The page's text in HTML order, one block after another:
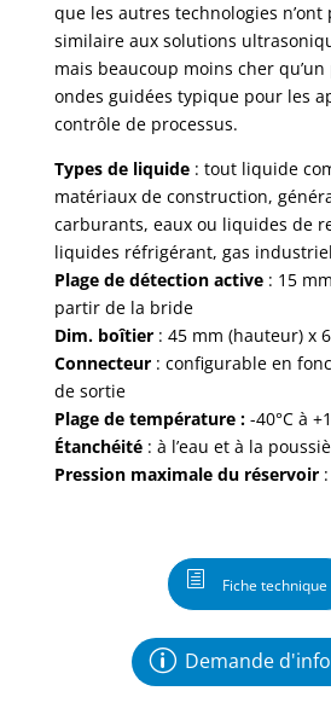
que les autres technologies n’ont
similaire aux solutions
mais beaucoup moins cher
ondes guidées typique pour les
contrôle de processus.
Types de liquide: tout liquide
matériaux de construction,
carburants, eaux ou liquides de
liquides réfrigérant, gas
Plage de détection active : 15
partir de la bride
Dim. boîtier: 45 mm (hauteur) x
Connecteur : configurable en
de sortie
Plage de température : -40°C à
Étanchéité: à l’eau et à la
Pression maximale du réservoir
Fiche technique
Demande